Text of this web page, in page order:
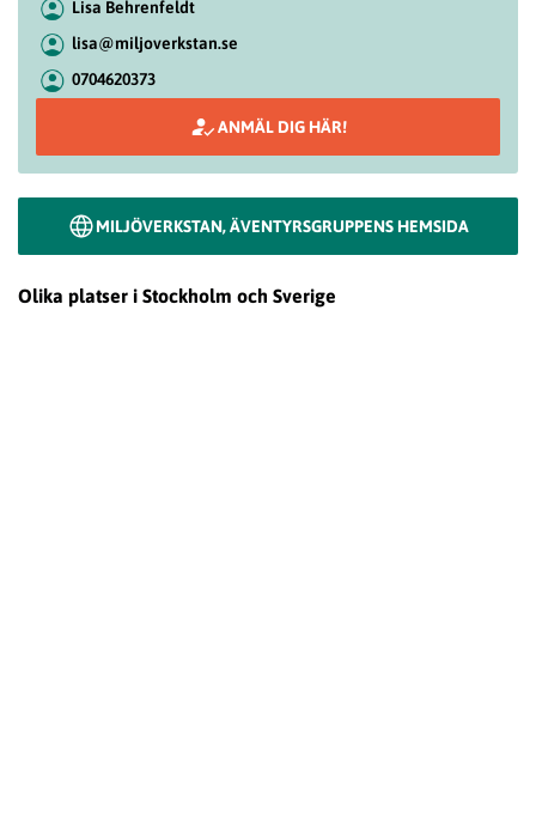
Lisa Behrenfeldt
lisa@miljoverkstan.se
0704620373
ANMÄL DIG HÄR!
MILJÖVERKSTAN, ÄVENTYRSGRUPPENS HEMSIDA
Olika platser i Stockholm och Sverige